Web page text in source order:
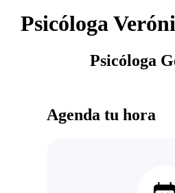
Psicóloga
Psicóloga
Agenda tu hora